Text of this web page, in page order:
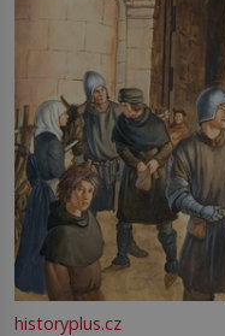
historyplus.cz